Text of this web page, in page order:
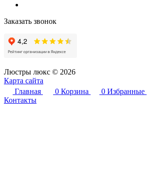
Заказать звонок
Люстры люкс © 2026
Карта сайта
Главная
0 Корзина 0 Избранные
Контакты